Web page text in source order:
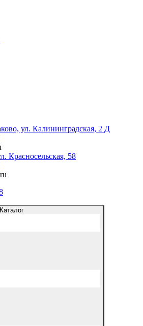
ул. Калининградская, 2 Д
Красносельская, 58
Каталог